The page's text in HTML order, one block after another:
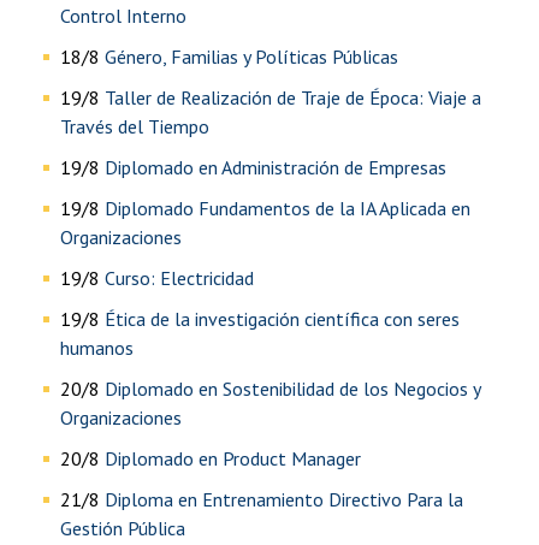
Control Interno
18/8 Género, Familias y Políticas Públicas
19/8 Taller de Realización de Traje de Época: Viaje a
Través del Tiempo
19/8 Diplomado en Administración de Empresas
19/8 Diplomado Fundamentos de la IA Aplicada en
Organizaciones
19/8 Curso: Electricidad
19/8 Ética de la investigación científica con seres
humanos
20/8 Diplomado en Sostenibilidad de los Negocios y
Organizaciones
20/8 Diplomado en Product Manager
21/8 Diploma en Entrenamiento Directivo Para la
Gestión Pública